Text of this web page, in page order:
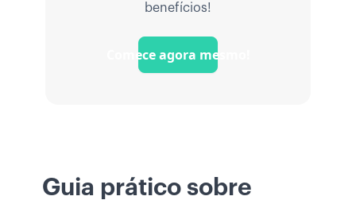
benefícios!
Comece agora mesmo!
Guia prático sobre